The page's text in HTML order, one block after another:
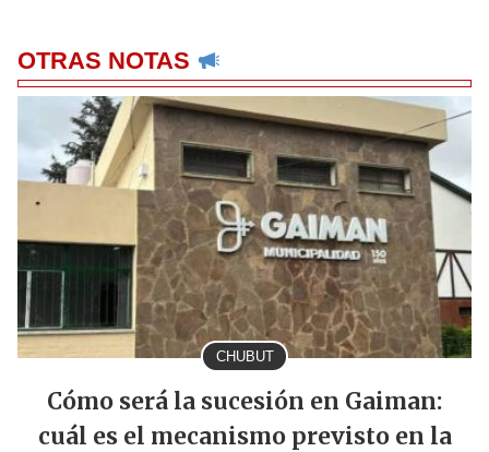
OTRAS NOTAS
CHUBUT
Cómo será la sucesión en Gaiman:
cuál es el mecanismo previsto en la